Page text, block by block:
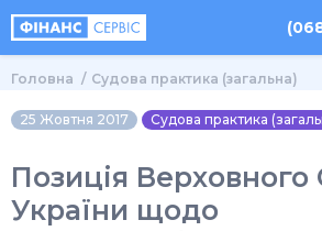
Головна Судова практика (загальна)
25 Жовтня 2017 Судова практика
Позиція Верховного
України щодо